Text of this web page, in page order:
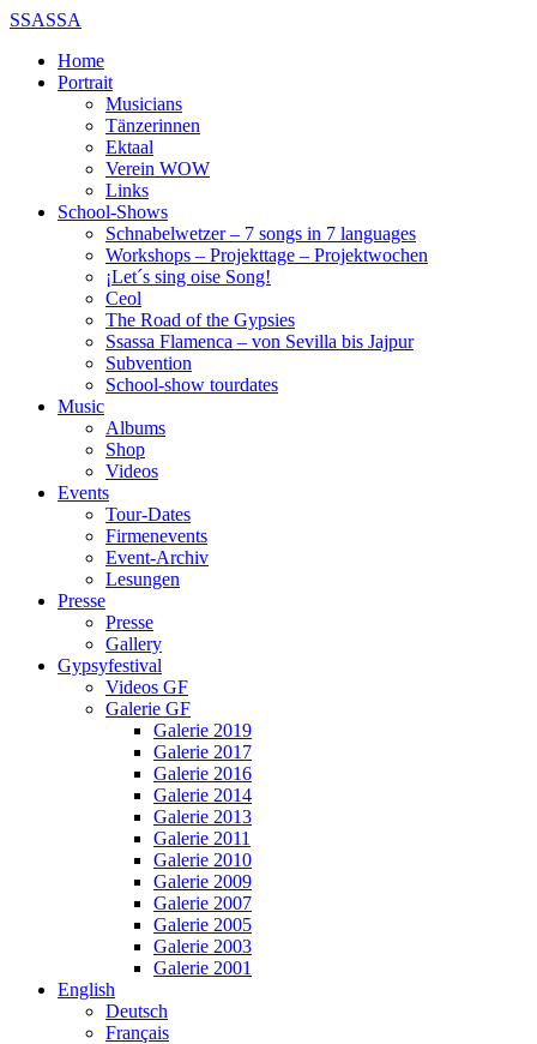
SSASSA
Home
Portrait
Musicians
Tänzerinnen
Ektaal
Verein WOW
Links
School-Shows
Schnabelwetzer – 7 songs in 7 languages
Workshops – Projekttage – Projektwochen
¡Let´s sing oise Song!
Ceol
The Road of the Gypsies
Ssassa Flamenca – von Sevilla bis Jajpur
Subvention
School-show tourdates
Music
Albums
Shop
Videos
Events
Tour-Dates
Firmenevents
Event-Archiv
Lesungen
Presse
Presse
Gallery
Gypsyfestival
Videos GF
Galerie GF
Galerie 2019
Galerie 2017
Galerie 2016
Galerie 2014
Galerie 2013
Galerie 2011
Galerie 2010
Galerie 2009
Galerie 2007
Galerie 2005
Galerie 2003
Galerie 2001
English
Deutsch
Français